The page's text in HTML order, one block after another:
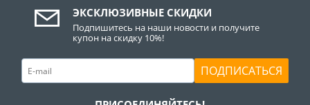
ЭКСКЛЮЗИВНЫЕ СКИДКИ
Подпишитесь на наши новости и получите
купон на скидку 10%!
ПОДПИСАТЬСЯ